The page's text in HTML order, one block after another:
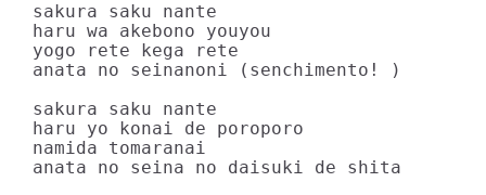
sakura saku nante
haru wa akebono youyou
yogo rete kega rete
anata no seinanoni (senchimento! )
sakura saku nante
haru yo konai de poroporo
namida tomaranai
anata no seina no daisuki de shita